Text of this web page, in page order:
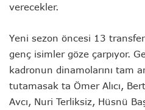
verecekler.
Yeni sezon öncesi 13
genç isimler göze çarpıyor.
kadronun dinamolarını tam
tutamasak ta Ömer Alıcı,
Avcı, Nuri Terliksiz, Hüsnü